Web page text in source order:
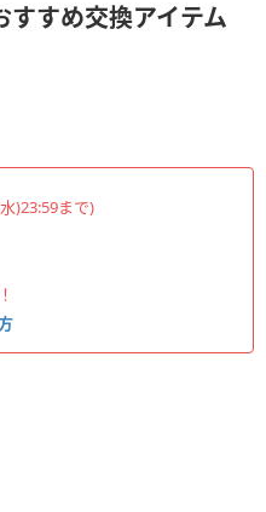
すめ交換アイテム
)23:59まで)